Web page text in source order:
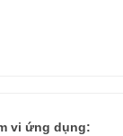
vi ứng dụng: